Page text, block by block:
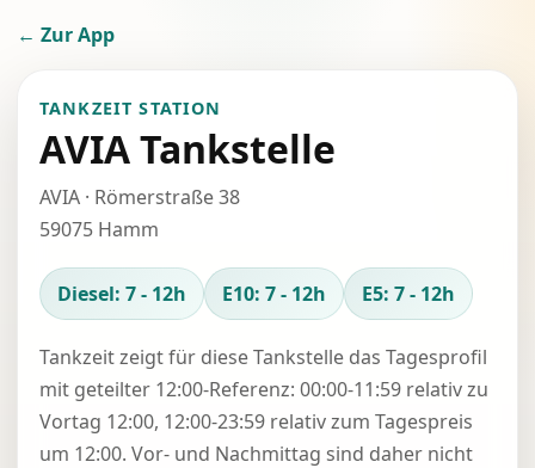
← Zur App
TANKZEIT STATION
AVIA Tankstelle
AVIA · Römerstraße 38
59075 Hamm
Diesel: 7 - 12h E10: 7 - 12h E5: 7 - 12h
Tankzeit zeigt für diese Tankstelle das Tagesprofil
mit geteilter 12:00-Referenz: 00:00-11:59 relativ zu
Vortag 12:00, 12:00-23:59 relativ zum Tagespreis
um 12:00. Vor- und Nachmittag sind daher nicht